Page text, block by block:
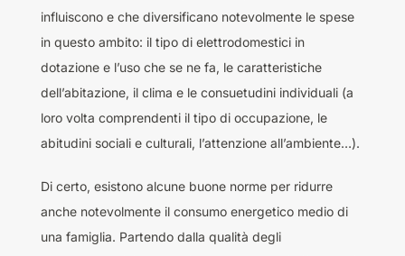
influiscono e che diversificano notevolmente le spese
in questo ambito: il tipo di elettrodomestici in
dotazione e l’uso che se ne fa, le caratteristiche
dell’abitazione, il clima e le consuetudini individuali (a
loro volta comprendenti il tipo di occupazione, le
abitudini sociali e culturali, l’attenzione all’ambiente…).
Di certo, esistono alcune buone norme per ridurre
anche notevolmente il consumo energetico medio di
una famiglia. Partendo dalla qualità degli